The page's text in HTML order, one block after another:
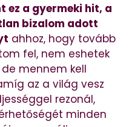
ez a gyermeki hit, a
bizalom adott
ahhoz, hogy tovább
fel, nem eshetek
mennem kell
az a világ vesz
rezonál,
minden